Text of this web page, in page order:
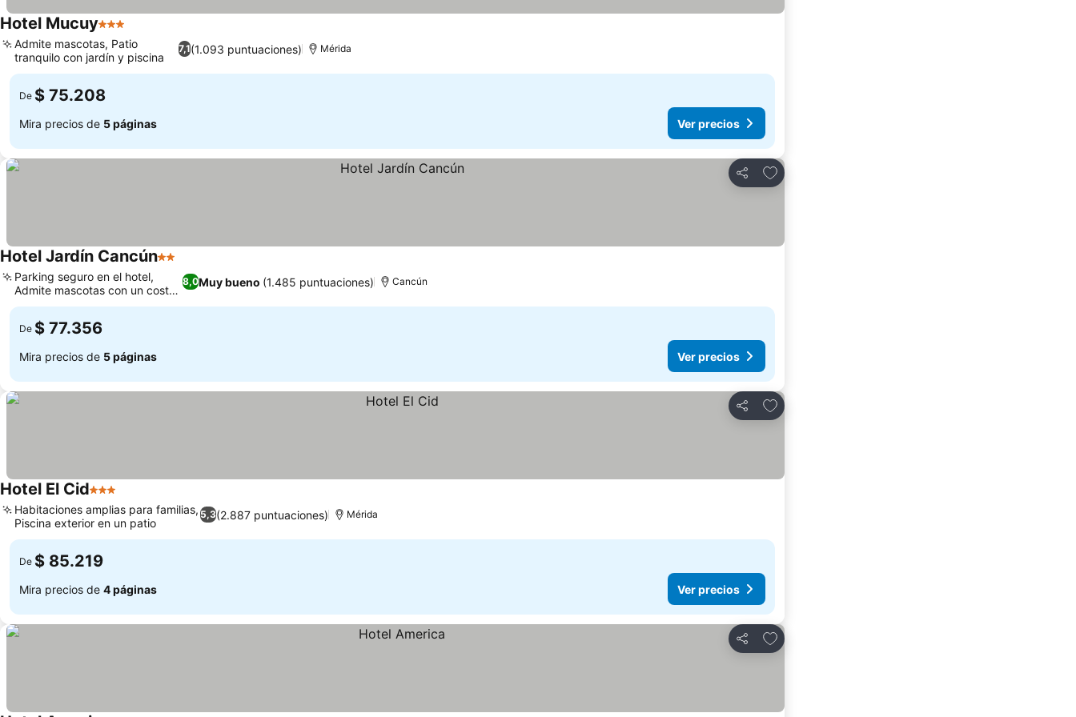
Hotel Mucuy3 Estrellas
7,1(1.093 puntuaciones)
Admite mascotas, Patio
tranquilo con jardín y piscina
Mérida
De $ 75.208
Mira precios de 5 páginas Ver precios
Compartir
Agregar a favoritos
Hotel Jardín Cancún2 Estrellas
8,0Muy bueno (1.485 puntuaciones)
Parking seguro en el hotel,
Admite mascotas con un coste
extra
Cancún
De $ 77.356
Mira precios de 5 páginas Ver precios
Compartir
Agregar a favoritos
Hotel El Cid3 Estrellas
5,3(2.887 puntuaciones)
Habitaciones amplias para familias,
Piscina exterior en un patio
Mérida
De $ 85.219
Mira precios de 4 páginas Ver precios
Compartir
Agregar a favoritos